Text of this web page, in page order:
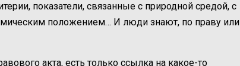
показатели, связанные с природной средой, с
положением… И люди знают, по праву или
акта, есть только ссылка на какое-то